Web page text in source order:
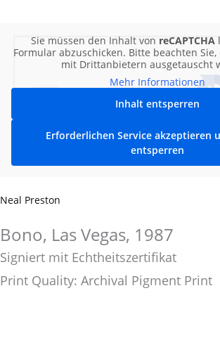
Sie müssen den Inhalt von reCAPTCHA
Formular abzuschicken. Bitte beachten
mit Drittanbietern ausgetauscht
Mehr Informationen
Inhalt entsperren
Erforderlichen Service akzeptieren
entsperren
Neal Preston
Bono, Las Vegas, 1987
Signiert mit Echtheitszertifikat
Print Quality: Archival Pigment Print